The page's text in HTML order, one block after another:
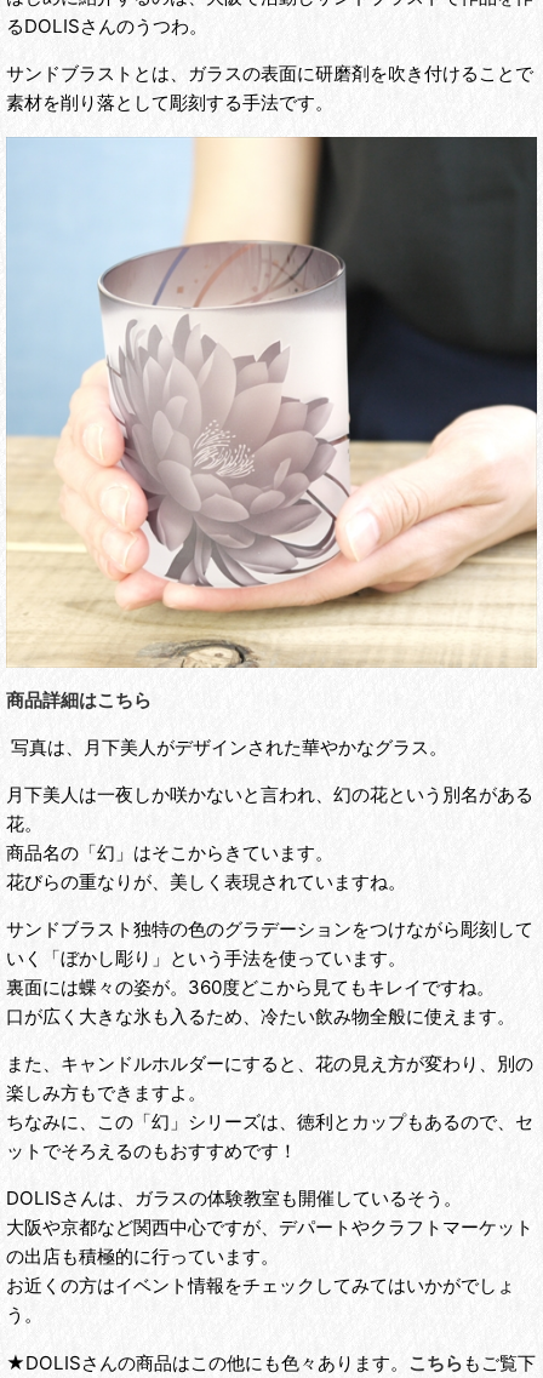
るDOLISさんのうつわ。
サンドブラストとは、ガラスの表面に研磨剤を吹き付けることで
素材を削り落として彫刻する手法です。
商品詳細はこちら
写真は、月下美人がデザインされた華やかなグラス。
月下美人は一夜しか咲かないと言われ、幻の花という別名がある
花。
商品名の「幻」はそこからきています。
花びらの重なりが、美しく表現されていますね。
サンドブラスト独特の色のグラデーションをつけながら彫刻して
いく「ぼかし彫り」という手法を使っています。
裏面には蝶々の姿が。360度どこから見てもキレイですね。
口が広く大きな氷も入るため、冷たい飲み物全般に使えます。
また、キャンドルホルダーにすると、花の見え方が変わり、別の
楽しみ方もできますよ。
ちなみに、この「幻」シリーズは、徳利とカップもあるので、セ
ットでそろえるのもおすすめです！
DOLISさんは、ガラスの体験教室も開催しているそう。
大阪や京都など関西中心ですが、デパートやクラフトマーケット
の出店も積極的に行っています。
お近くの方はイベント情報をチェックしてみてはいかがでしょ
う。
★DOLISさんの商品はこの他にも色々あります。 こちらもご覧下